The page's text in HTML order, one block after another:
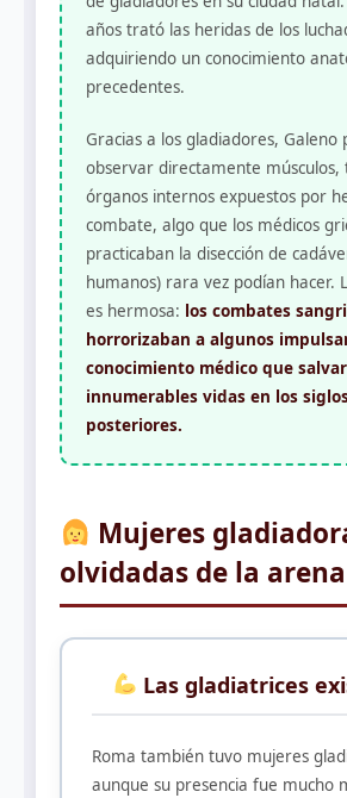
años trató las heridas de los
adquiriendo un conocimiento
precedentes.
Gracias a los gladiadores, Galeno
observar directamente músculos,
órganos internos expuestos por
combate, algo que los médicos
practicaban la disección de
humanos) rara vez podían hacer.
es hermosa: los combates
horrorizaban a algunos
conocimiento médico que
innumerables vidas en los
posteriores.
Mujeres
olvidadas de la arena
Las gladiatrices
Roma también tuvo mujeres
aunque su presencia fue mucho